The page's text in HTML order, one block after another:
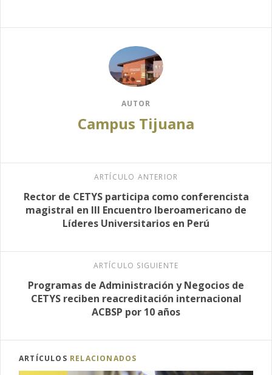
AUTOR
Campus Tijuana
ARTÍCULO ANTERIOR
Rector de CETYS participa como conferencista
magistral en III Encuentro Iberoamericano de
Líderes Universitarios en Perú
ARTÍCULO SIGUIENTE
Programas de Administración y Negocios de
CETYS reciben reacreditación internacional
ACBSP por 10 años
ARTÍCULOS RELACIONADOS